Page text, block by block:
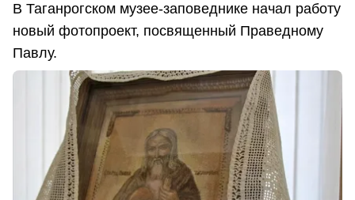
В Таганрогском музее-заповеднике начал работу
новый фотопроект, посвященный Праведному
Павлу.